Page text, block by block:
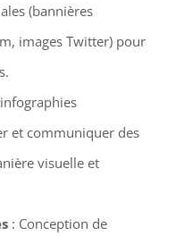
(bannières
images Twitter) pour
et communiquer des
visuelle et
: Conception de